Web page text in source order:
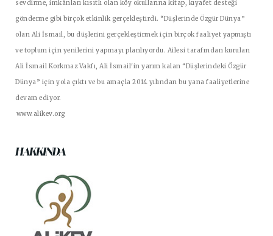
sevdirme, imkânları kısıtlı olan köy okullarına kitap, kıyafet desteği
gönderme gibi birçok etkinlik gerçekleştirdi. “Düşlerinde Özgür Dünya”
olan Ali İsmail, bu düşlerini gerçekleştirmek için birçok faaliyet yapmıştı
ve toplum için yenilerini yapmayı planlıyordu. Ailesi tarafından kurulan
Ali İsmail Korkmaz Vakfı, Ali İsmail'in yarım kalan “Düşlerindeki Özgür
Dünya” için yola çıktı ve bu amaçla 2014 yılından bu yana faaliyetlerine
devam ediyor.
www.alikev.org
HAKKINDA